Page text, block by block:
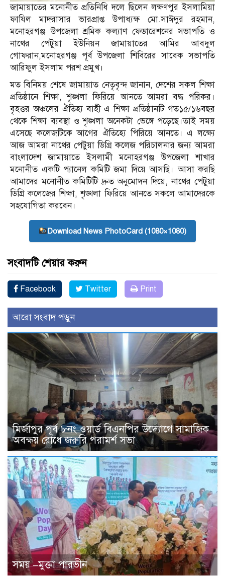
জামায়াতের মনোনীত প্রতিনিধি দলে ছিলেন লক্ষণপুর ইসলামিয়া
ফাযিল মাদরাসার ভারপ্রাপ্ত উপাধ্যক্ষ মো.সাঈদুর রহমান,
মনোহরগঞ্জ উপজেলা শ্রমিক কল্যাণ ফেডারেশনের সভাপতি ও
নাথের পেটুয়া ইউনিয়ন জামায়াতের আমির আবদুল
গোফরান,মনোহরগঞ্জ পূর্ব উপজেলা শিবিরের সাবেক সভাপতি
আরিফুল ইসলাম পরশ প্রমুখ।
মত বিনিময় শেষে জামায়াত নেতৃবৃন্দ জানান, দেশের সকল শিক্ষা
প্রতিষ্ঠানে শিক্ষা, শৃঙ্খলা ফিরিয়ে আনতে আমরা বদ্ধ পরিকর।
বৃহত্তর অঞ্চলের ঐতিহ্য বাহী এ শিক্ষা প্রতিষ্ঠানটি গত১৫/১৬বছর
থেকে শিক্ষা ব্যবস্থা ও শৃঙ্খলা অনেকটা ভেঙ্গে পড়েছে।তাই সময়
এসেছে কলেজটিকে আগের ঐতিহ্যে পিরিয়ে আনতে। এ লক্ষ্যে
আজ আমরা নাথের পেটুয়া ডিগ্রি কলেজ পরিচালনার জন্য আমরা
বাংলাদেশ জামায়াতে ইসলামী মনোহরগঞ্জ উপজেলা শাখার
মনোনীত একটি প্যানেল কমিটি জমা দিয়ে আসছি। আসা করছি
আমাদের মনোনীত কমিটিটি দ্রুত অনুমোদন দিয়ে, নাথের পেটুয়া
ডিগ্রি কলেজের শিক্ষা, শৃঙ্খলা ফিরিয়ে আনতে সকলে আমাদেরকে
সহযোগিতা করবেন।
Download News PhotoCard (1080×1080)
সংবাদটি শেয়ার করুন
Facebook Twitter Print
আরো সংবাদ পড়ুন
মির্জাপুর পূর্ব ৮নং ওয়ার্ড বিএনপির উদ্যোগে সামাজিক
অবক্ষয় রোধে জরুরি পরামর্শ সভা
সময় –মুক্তা পারভীন